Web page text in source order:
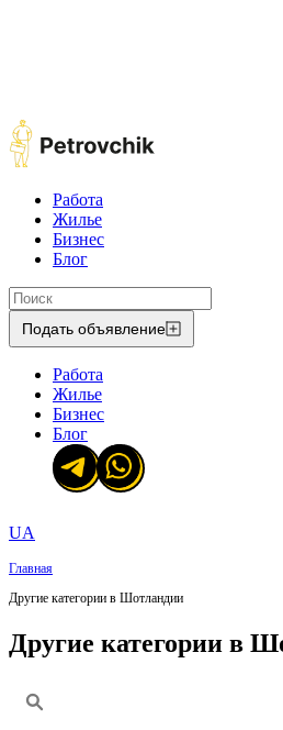
Работа
Жилье
Бизнес
Блог
Подать объявление
Работа
Жилье
Бизнес
Блог
UA
Главная
Другие категории в Шотландии
Другие категории в